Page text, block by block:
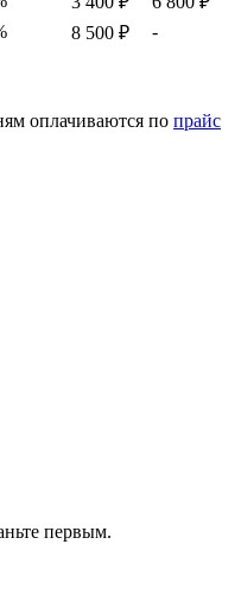
8 500 ₽
-
оплачиваются по прайс
первым.